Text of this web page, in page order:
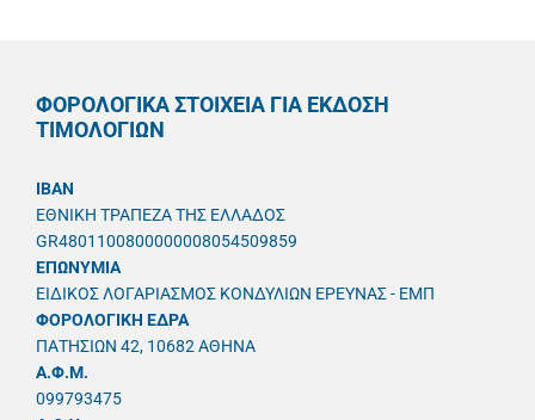
ΦΟΡΟΛΟΓΙΚΑ ΣΤΟΙΧΕΙΑ ΓΙΑ ΕΚΔΟΣΗ
ΤΙΜΟΛΟΓΙΩΝ
IBAN
ΕΘΝΙΚΗ ΤΡΑΠΕΖΑ ΤΗΣ ΕΛΛΑΔΟΣ
GR4801100800000008054509859
ΕΠΩΝΥΜΙΑ
ΕΙΔΙΚΟΣ ΛΟΓΑΡΙΑΣΜΟΣ ΚΟΝΔΥΛΙΩΝ ΕΡΕΥΝΑΣ - ΕΜΠ
ΦΟΡΟΛΟΓΙΚΗ ΕΔΡΑ
ΠΑΤΗΣΙΩΝ 42, 10682 ΑΘΗΝΑ
A.Φ.Μ.
099793475